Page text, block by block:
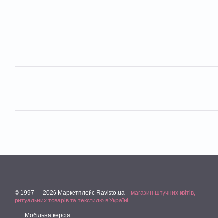
© 1997 — 2026 Маркетплейс Ravisto.ua – магазин штучних квітів,
ритуальних товарів та текстилю в Україні.
Мобільна версія